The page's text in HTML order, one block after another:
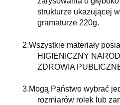
strukturze ukazującej
gramaturze 220g.
2.Wszystkie materiały
HIGIENICZNY
ZDROWIA
3.Mogą Państwo wybrać
rozmiarów rolek lub